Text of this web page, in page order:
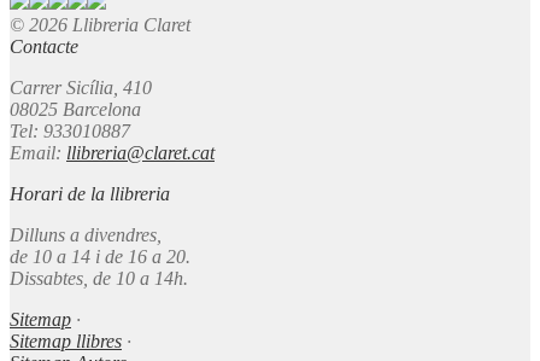
© 2026 Llibreria Claret
Contacte
Carrer Sicília, 410
08025 Barcelona
Tel: 933010887
Email: llibreria@claret.cat
Horari de la llibreria
Dilluns a divendres,
de 10 a 14 i de 16 a 20.
Dissabtes, de 10 a 14h.
Sitemap ·
Sitemap llibres ·